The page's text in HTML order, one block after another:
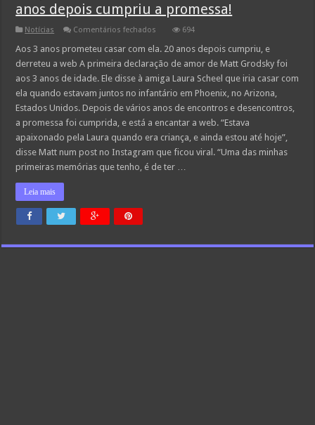
anos depois cumpriu a promessa!
Notícias Comentários fechados
prometeu
com
ela
aos
3
20
anos
cumpriu
promessa!
694
Aos 3 anos prometeu casar com ela. 20 anos depois cumpriu, e
derreteu a web A primeira declaração de amor de Matt Grodsky foi
aos 3 anos de idade. Ele disse à amiga Laura Scheel que iria casar com
ela quando estavam juntos no infantário em Phoenix, no Arizona,
Estados Unidos. Depois de vários anos de encontros e desencontros,
a promessa foi cumprida, e está a encantar a web. “Estava
apaixonado pela Laura quando era criança, e ainda estou até hoje”,
disse Matt num post no Instagram que ficou viral. “Uma das minhas
primeiras memórias que tenho, é de ter …
Leia mais